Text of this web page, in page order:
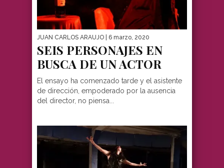
JUAN CARLOS ARAUJO | 6 marzo, 2020
SEIS PERSONAJES EN
BUSCA DE UN ACTOR
El ensayo ha comenzado tarde y el asistente
de dirección, empoderado por la ausencia
del director, no piensa...